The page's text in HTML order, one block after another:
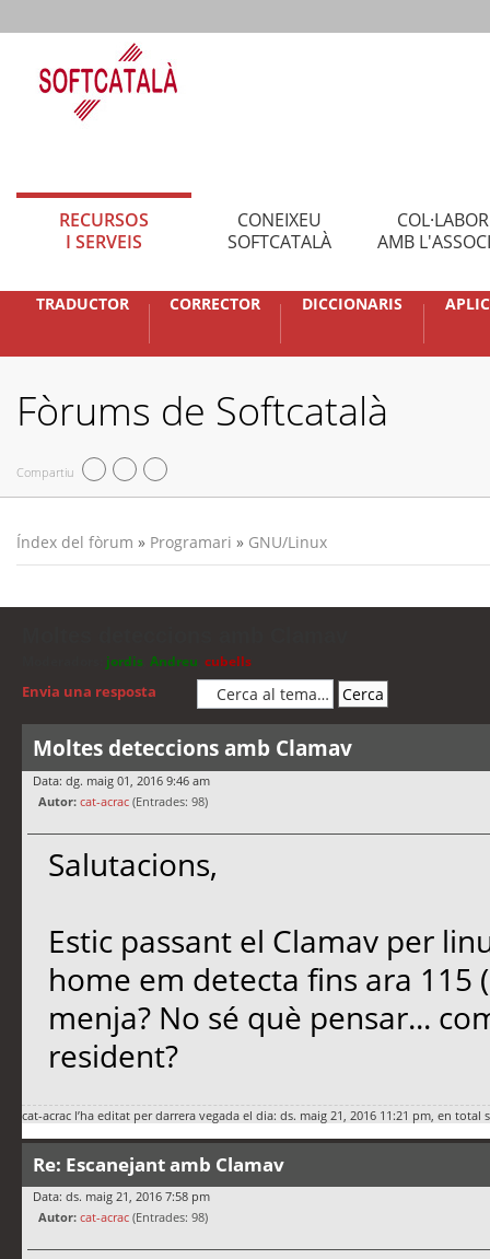
RECURSOS
I SERVEIS
CONEIXEU
SOFTCATALÀ
AMB
TRADUCTOR CORRECTOR DICCIONARIS
Fòrums de Softcatalà
Compartiu
Índex del fòrum » Programari » GNU/Linux
jordis Andreu cubells
Envia una resposta
Moltes deteccions amb Clamav
Data: dg. maig 01, 2016 9:46 am
Autor: cat-acrac (Entrades: 98)
Salutacions,
Estic passant el Clamav per
home em detecta fins ara 115
menja? No sé què pensar...
resident?
cat-acrac l’ha editat per darrera vegada el dia: ds. maig 21, 2016 11:21 pm, en total
Re: Escanejant amb Clamav
Data: ds. maig 21, 2016 7:58 pm
Autor: cat-acrac (Entrades: 98)